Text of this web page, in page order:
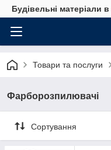
Будівельні матеріали
Товари та послуги
Фарборозпилювачі
Сортування